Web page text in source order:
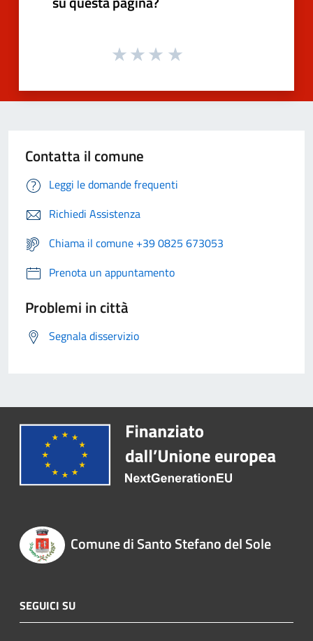
Contatta il comune
Leggi le domande frequenti
Richiedi Assistenza
Chiama il comune +39 0825 673053
Prenota un appuntamento
Problemi in città
Segnala disservizio
Comune di Santo Stefano del Sole
SEGUICI SU